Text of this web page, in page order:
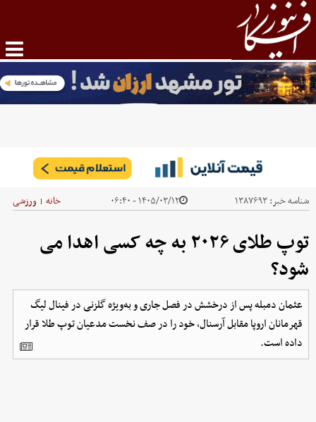
شناسه خبر:۱۳۸۷۶۹۳ ۱۴۰۵/۰۳/۱۲ - ۰۶:۴۰ خانه | ورزشی
توپ طلای ۲۰۲۶ به چه کسی اهدا می
شود؟
عثمان دمبله پس از درخشش در فصل جاری و به‌ویژه گلزنی در فینال لیگ
قهرمانان اروپا مقابل آرسنال، خود را در صف نخست مدعیان توپ طلا قرار
داده است.